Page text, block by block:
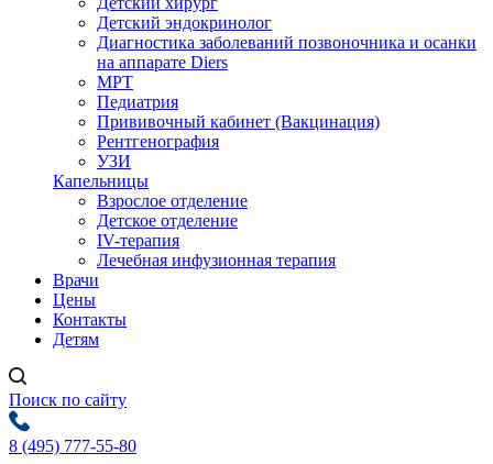
Детский эндокринолог
Диагностика заболеваний позвоночника и осанки
на аппарате Diers
МРТ
Педиатрия
Прививочный кабинет (Вакцинация)
Рентгенография
УЗИ
Капельницы
Взрослое отделение
Детское отделение
IV-терапия
Лечебная инфузионная терапия
Врачи
Цены
Контакты
Детям
Поиск по сайту
8 (495) 777-55-80